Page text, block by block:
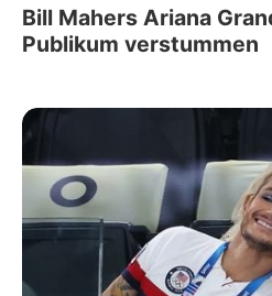
Bill Mahers Ariana
Publikum verstummen